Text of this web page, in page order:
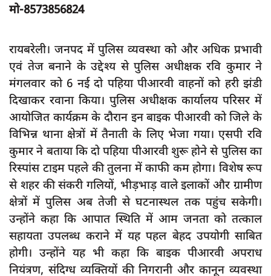
साक्षात्कार
खेल
latest
प्रशासनिक
दुर्घटना
editors-pick
other
Login
Register
मो-8573856824
रायबरेली। जनपद में पुलिस व्यवस्था को और अधिक प्रभावी
एवं तेज बनाने के उद्देश्य से पुलिस अधीक्षक रवि कुमार ने
मंगलवार को 6 नई दो पहिया पीआरवी वाहनों को हरी झंडी
दिखाकर रवाना किया। पुलिस अधीक्षक कार्यालय परिसर में
आयोजित कार्यक्रम के दौरान इन बाइक पीआरवी को जिले के
विभिन्न थाना क्षेत्रों में तैनाती के लिए भेजा गया। एसपी रवि
कुमार ने बताया कि दो पहिया पीआरवी शुरू होने से पुलिस का
रिस्पांस टाइम पहले की तुलना में काफी कम होगा। विशेष रूप
से शहर की संकरी गलियों, भीड़भाड़ वाले इलाकों और ग्रामीण
क्षेत्रों में पुलिस अब तेजी से घटनास्थल तक पहुंच सकेगी।
उन्होंने कहा कि आपात स्थिति में आम जनता को तत्काल
सहायता उपलब्ध कराने में यह पहल बेहद उपयोगी साबित
होगी। उन्होंने यह भी कहा कि बाइक पीआरवी अपराध
नियंत्रण, संदिग्ध व्यक्तियों की निगरानी और कानून व्यवस्था